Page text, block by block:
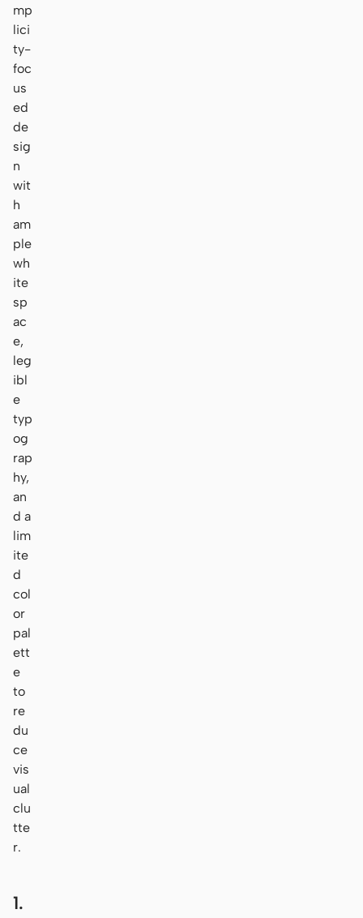
mp
lici
ty-
foc
us
ed
de
sig
n
wit
h
am
ple
wh
ite
sp
ac
e,
leg
ibl
e
typ
og
rap
hy,
an
d a
lim
ite
d
col
or
pal
ett
e
to
re
du
ce
vis
ual
clu
tte
r.
1.